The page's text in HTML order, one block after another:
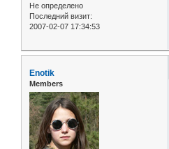
Не определено
Последний визит:
2007-02-07 17:34:53
Enotik
Members